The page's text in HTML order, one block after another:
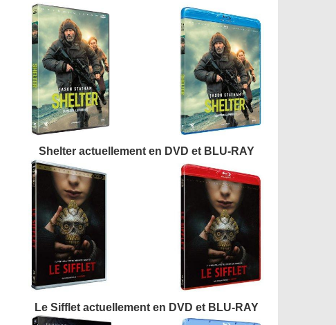
Shelter actuellement en DVD et BLU-RAY
Le Sifflet actuellement en DVD et BLU-RAY